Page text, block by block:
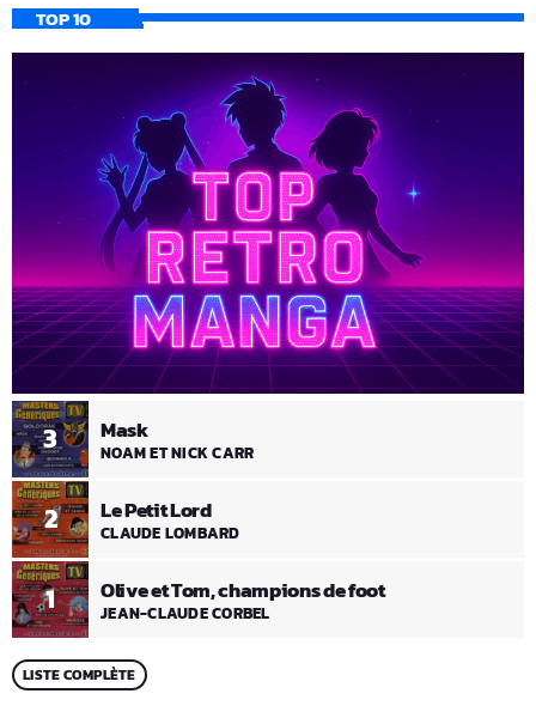
TOP 10
1 Olive et Tom, champions de foot
JEAN-CLAUDE CORBEL
2 Le Petit Lord
CLAUDE LOMBARD
3 Mask
NOAM ET NICK CARR
LISTE COMPLÈTE